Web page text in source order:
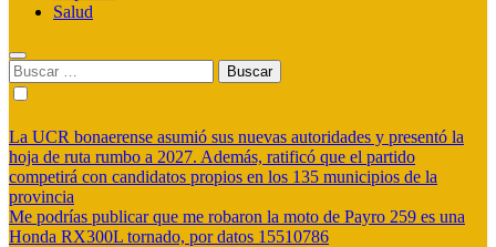
Salud
Buscar:
La UCR bonaerense asumió sus nuevas autoridades y presentó la
hoja de ruta rumbo a 2027. Además, ratificó que el partido
competirá con candidatos propios en los 135 municipios de la
provincia
Me podrías publicar que me robaron la moto de Payro 259 es una
Honda RX300L tornado, por datos 15510786